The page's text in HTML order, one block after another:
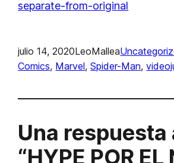
separate-from-original
julio 14, 2020LeoMallea
Comics, Marvel, Spider-Man,
Una respuesta
“HYPE POR EL